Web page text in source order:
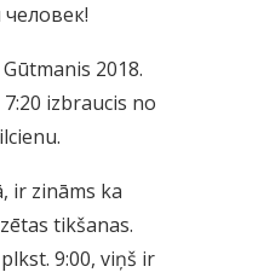
2018.
izbraucis no
ir zināms ka
tikšanas.
9:00, viņš ir